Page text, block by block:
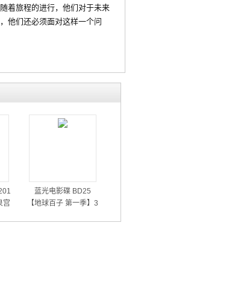
着旅程的进行，他们对于未来
他们还必须面对这样一个问
宫
蓝光电影碟 BD25
【地球百子 第一季】3